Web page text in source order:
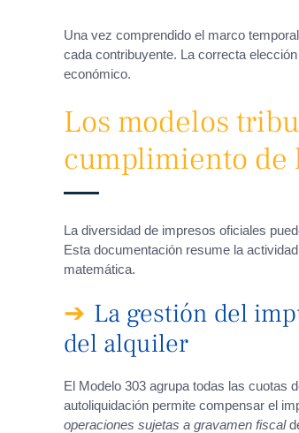
Una vez comprendido el marco
cada contribuyente. La correcta
económico.
Los modelos
cumplimiento de
La diversidad de impresos oficiales
Esta documentación resume la
matemática.
La gestión del
del alquiler
El Modelo 303 agrupa todas las cuotas
autoliquidación permite compensar el
operaciones sujetas a gravamen fiscal